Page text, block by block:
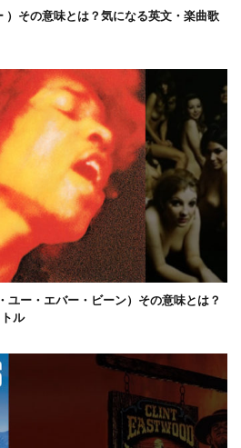
その意味とは？気になる英文・楽曲歌
ー・エバー・ビーン）その意味とは？
ル